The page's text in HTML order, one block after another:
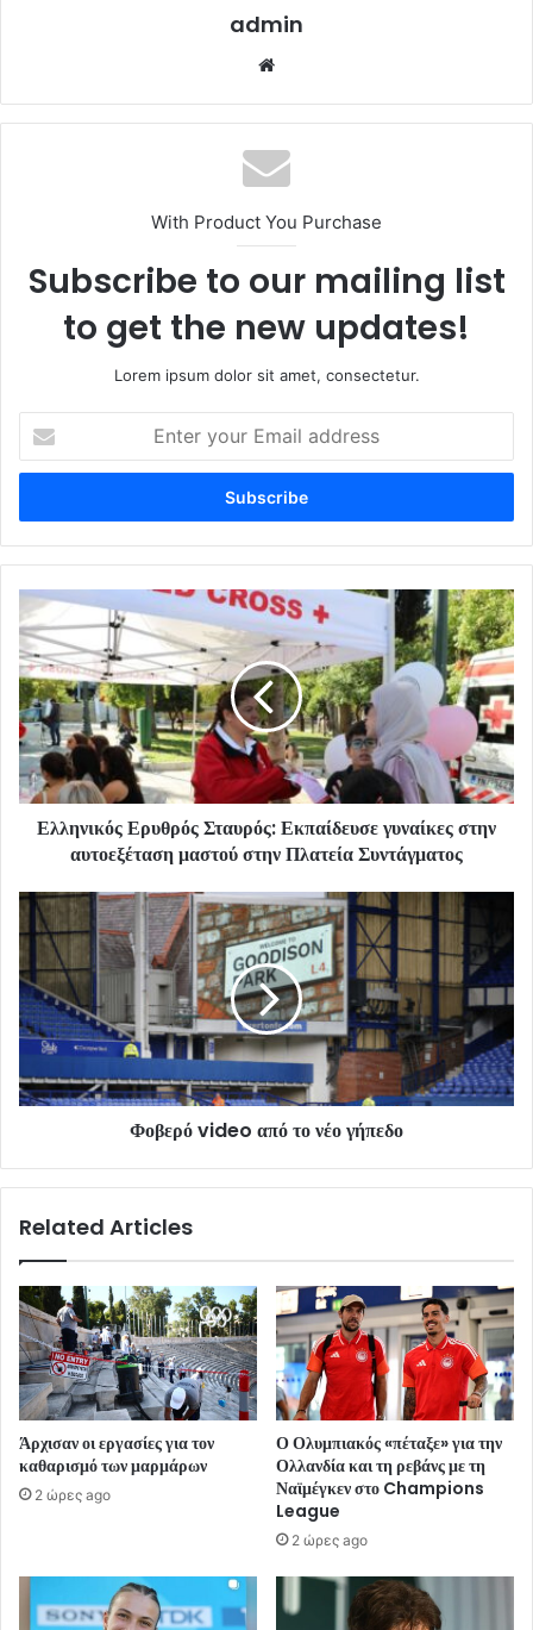
admin
With Product You Purchase
Subscribe to our mailing list
to get the new updates!
Lorem ipsum dolor sit amet, consectetur.
your
Email
Ελληνικός Ερυθρός Σταυρός: Εκπαίδευσε γυναίκες στην
αυτοεξέταση μαστού στην Πλατεία Συντάγματος
Φοβερό video από το νέο γήπεδο
Related Articles
Άρχισαν οι εργασίες για τον
καθαρισμό των μαρμάρων
2 ώρες ago
Ο Ολυμπιακός «πέταξε» για την
Ολλανδία και τη ρεβάνς με τη
Ναϊμέγκεν στο Champions
League
2 ώρες ago